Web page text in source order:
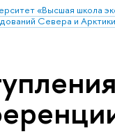
«Высшая школа
Севера и Арктики